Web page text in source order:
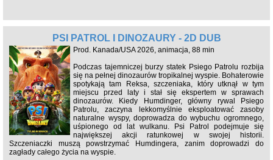
PSI PATROL I DINOZAURY - 2D DUB
Prod. Kanada/USA 2026, animacja, 88 min
Podczas tajemniczej burzy statek Psiego Patrolu rozbija
się na pełnej dinozaurów tropikalnej wyspie. Bohaterowie
spotykają tam Reksa, szczeniaka, który utknął w tym
miejscu przed laty i stał się ekspertem w sprawach
dinozaurów. Kiedy Humdinger, główny rywal Psiego
Patrolu, zaczyna lekkomyślnie eksploatować zasoby
naturalne wyspy, doprowadza do wybuchu ogromnego,
uśpionego od lat wulkanu. Psi Patrol podejmuje się
największej akcji ratunkowej w swojej historii.
Szczeniaczki muszą powstrzymać Humdingera, zanim doprowadzi do
zagłady całego życia na wyspie.